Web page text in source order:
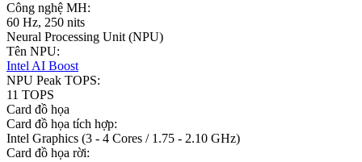
Công nghệ MH:
60 Hz, 250 nits
Neural Processing Unit (NPU)
Tên NPU:
Intel AI Boost
NPU Peak TOPS:
11 TOPS
Card đồ họa
Card đồ họa tích hợp:
Intel Graphics (3 - 4 Cores / 1.75 - 2.10 GHz)
Card đồ họa rời: